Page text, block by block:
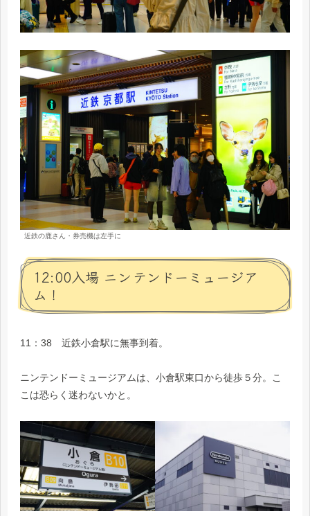
近鉄の鹿さん・券売機は左手に
12:00入場 ニンテンドーミュージア
ム！
11：38 近鉄小倉駅に無事到着。
ニンテンドーミュージアムは、小倉駅東口から徒歩５分。こ
こは恐らく迷わないかと。